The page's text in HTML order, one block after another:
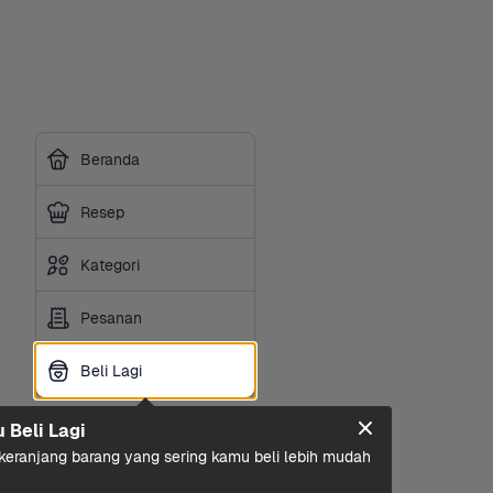
Beranda
Resep
Kategori
Pesanan
Beli Lagi
Beli Lagi
Beli Lagi
barang yang sering kamu beli lebih mudah